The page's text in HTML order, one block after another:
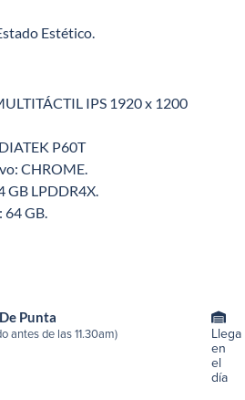
Estético.
IPS 1920 x 1200
P60T
CHROME.
GB LPDDR4X.
GB.
Punta
antes de las 11.30am)
Llega
en
el
día